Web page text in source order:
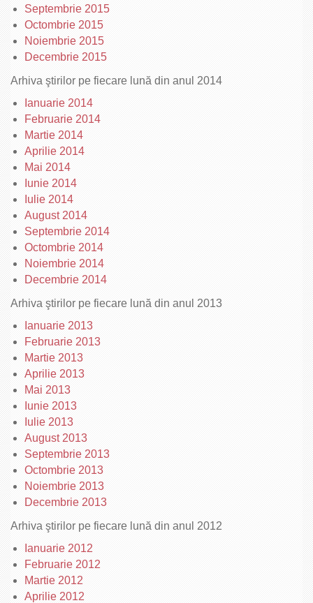
Septembrie 2015
Octombrie 2015
Noiembrie 2015
Decembrie 2015
Arhiva ştirilor pe fiecare lună din anul 2014
Ianuarie 2014
Februarie 2014
Martie 2014
Aprilie 2014
Mai 2014
Iunie 2014
Iulie 2014
August 2014
Septembrie 2014
Octombrie 2014
Noiembrie 2014
Decembrie 2014
Arhiva ştirilor pe fiecare lună din anul 2013
Ianuarie 2013
Februarie 2013
Martie 2013
Aprilie 2013
Mai 2013
Iunie 2013
Iulie 2013
August 2013
Septembrie 2013
Octombrie 2013
Noiembrie 2013
Decembrie 2013
Arhiva ştirilor pe fiecare lună din anul 2012
Ianuarie 2012
Februarie 2012
Martie 2012
Aprilie 2012